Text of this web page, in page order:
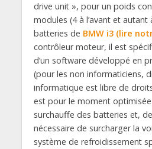
drive unit », pour un poids
modules (4 à l’avant et autant
batteries de BMW i3 (lire
contrôleur moteur, il est
d’un software développé en
(pour les non informaticiens,
informatique est libre de
est pour le moment
surchauffe des batteries et,
nécessaire de surcharger la
système de refroidissement